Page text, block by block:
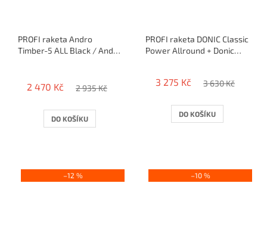
PROFI raketa Andro
Timber-5 ALL Black / Andro
produktu
4,0
z
2 470 Kč 2 935 Kč
DO KOŠÍKU
PROFI raketa DONIC Classic
Power Allround + Donic
3 275 Kč 3 630 Kč
DO KOŠÍKU
–12 % –10 %